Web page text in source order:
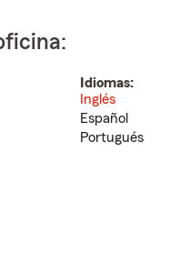
Idiomas:
Inglés
Español
Portugués